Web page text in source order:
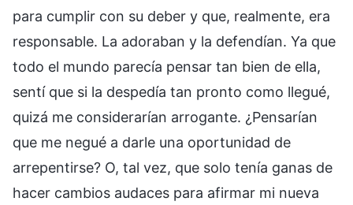
para cumplir con su deber y que, realmente, era
responsable. La adoraban y la defendían. Ya que
todo el mundo parecía pensar tan bien de ella,
sentí que si la despedía tan pronto como llegué,
quizá me considerarían arrogante. ¿Pensarían
que me negué a darle una oportunidad de
arrepentirse? O, tal vez, que solo tenía ganas de
hacer cambios audaces para afirmar mi nueva